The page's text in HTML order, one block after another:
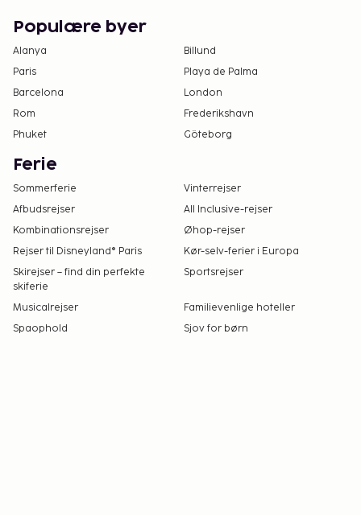
Populære byer
Alanya
Billund
Paris
Playa de Palma
Barcelona
London
Rom
Frederikshavn
Phuket
Göteborg
Ferie
Sommerferie
Vinterrejser
Afbudsrejser
All Inclusive-rejser
Kombinationsrejser
Øhop-rejser
Rejser til Disneyland® Paris
Kør-selv-ferier i Europa
Skirejser – find din perfekte
skiferie
Sportsrejser
Musicalrejser
Familievenlige hoteller
Spaophold
Sjov for børn